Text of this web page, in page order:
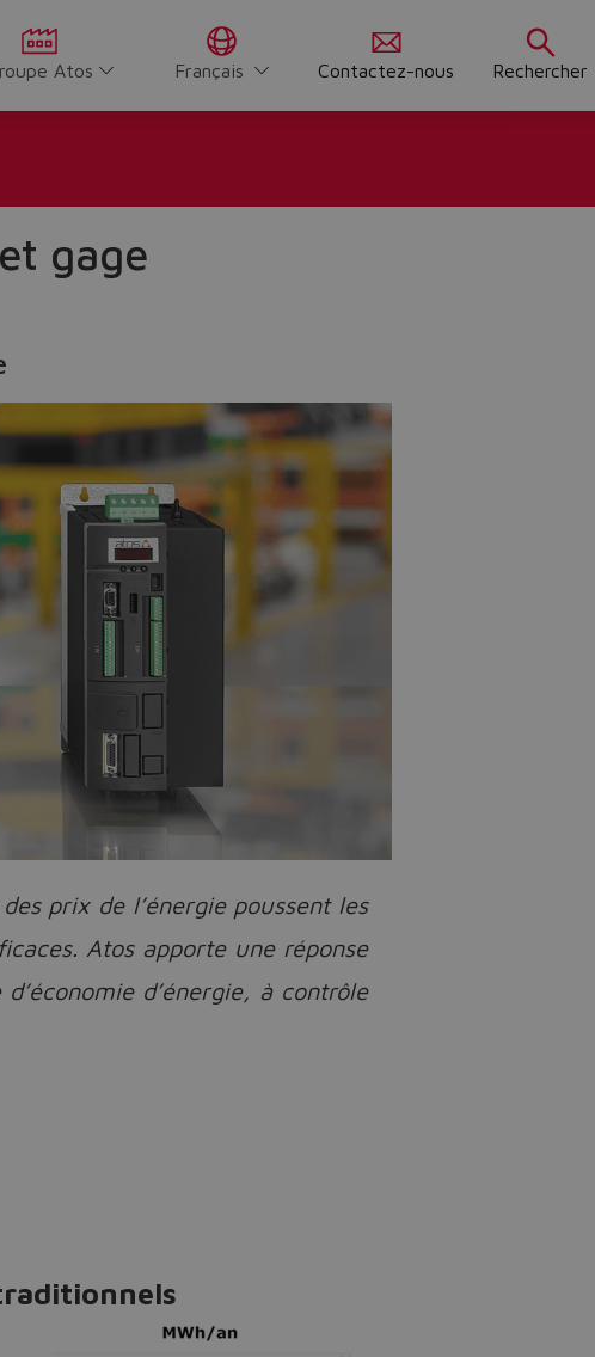
Atos Français Contactez-nous Rechercher
gage
prix de l’énergie poussent les
Atos apporte une réponse
d’énergie, à contrôle